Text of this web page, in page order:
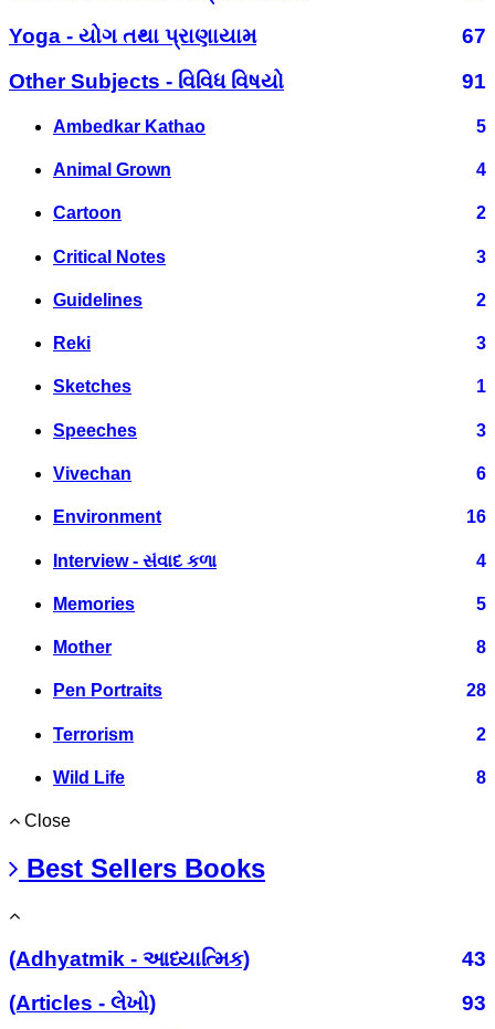
Yoga - યોગ તથા પ્રાણાયામ
67
Other Subjects - વિવિધ વિષયો
91
Ambedkar Kathao 5
Animal Grown 4
Cartoon 2
Critical Notes 3
Guidelines 2
Reki 3
Sketches 1
Speeches 3
Vivechan 6
Environment 16
Interview - સંવાદ કળા 4
Memories 5
Mother 8
Pen Portraits 28
Terrorism 2
Wild Life 8
Close
Best Sellers Books
(Adhyatmik - આધ્યાત્મિક)
43
(Articles - લેખો)
93